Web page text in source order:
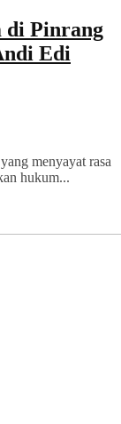
di Pinrang
Edi
menyayat rasa
hukum...